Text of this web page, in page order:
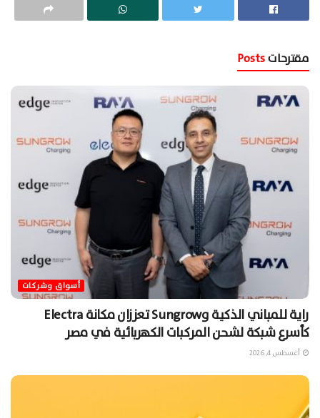
مقترحات
أسواق وشركات
راية للمباني الذكية وSungrow تعززان مكانة Electra
كأسرع شبكة لشحن المركبات الكهربائية في مصر
أغسطس 4, 2026